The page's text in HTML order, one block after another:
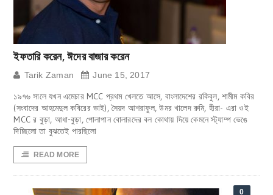
ইফতারি করেন, ঈদের বাজার করেন
Tarik Zaman June 15, 2017
১৯৭৬ সালে যখন এমেচার MCC প্রথম খেলতে আসে, বাংলাদেশের রকিবুল, শামীম কবির
(সংবাদের আহমেদুল কবিরের ভাই), সৈয়দ আশরাফুল, উমর খালেদ রুমি, হীরা- এরা ওই
MCC র বুড়া, আধা-বুড়া, পোলাপান বোলারদের বল কোথায় দিয়ে কেমনে স্ট্যাম্প ভেঙে
দিচ্ছিলো তা বুঝতেই পারছিলো
READ MORE
0